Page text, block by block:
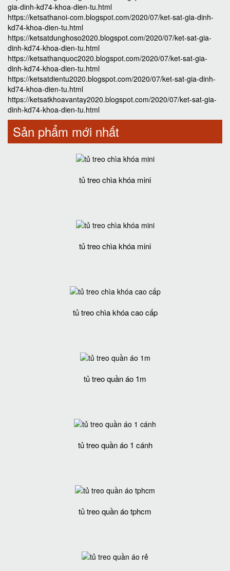
gia-dinh-kd74-khoa-dien-tu.html
https://ketsathanoi-com.blogspot.com/2020/07/ket-sat-gia-dinh-
kd74-khoa-dien-tu.html
https://ketsatdunghoso2020.blogspot.com/2020/07/ket-sat-gia-
dinh-kd74-khoa-dien-tu.html
https://ketsathanquoc2020.blogspot.com/2020/07/ket-sat-gia-
dinh-kd74-khoa-dien-tu.html
https://ketsatdientu2020.blogspot.com/2020/07/ket-sat-gia-dinh-
kd74-khoa-dien-tu.html
https://ketsatkhoavantay2020.blogspot.com/2020/07/ket-sat-gia-
dinh-kd74-khoa-dien-tu.html
Sản phẩm mới nhất
tủ treo chìa khóa mini
tủ treo chìa khóa mini
tủ treo chìa khóa cao cấp
tủ treo quần áo 1m
tủ treo quần áo 1 cánh
tủ treo quần áo tphcm